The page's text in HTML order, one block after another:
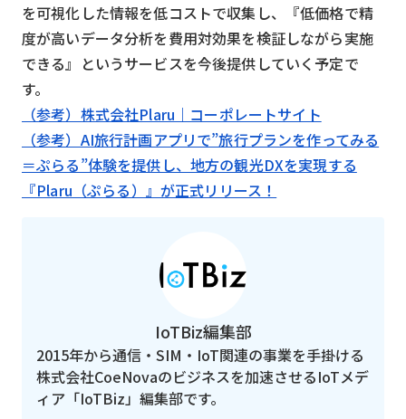
を可視化した情報を低コストで収集し、『低価格で精
度が高いデータ分析を費用対効果を検証しながら実施
できる』というサービスを今後提供していく予定で
す。
（参考）株式会社Plaru｜コーポレートサイト
（参考）AI旅行計画アプリで”旅行プランを作ってみる
＝ぷらる”体験を提供し、地方の観光DXを実現する
『Plaru（ぷらる）』が正式リリース！
IoTBiz編集部
2015年から通信・SIM・IoT関連の事業を手掛ける
株式会社CoeNovaのビジネスを加速させるIoTメデ
ィア「IoTBiz」編集部です。